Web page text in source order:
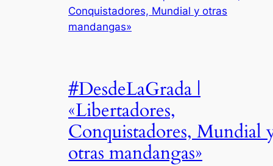
#DesdeLaGrada |
«Libertadores,
Conquistadores, Mundial
otras mandangas»